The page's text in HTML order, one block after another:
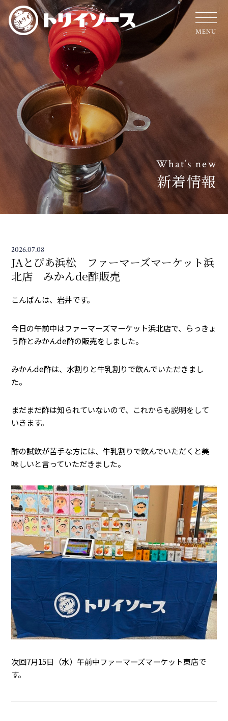
MENU
What’s new
新着情報
2026.07.08
JAとぴあ浜松 ファーマーズマーケット浜
北店 みかんde酢販売
こんばんは、岩井です。
今日の午前中はファーマーズマーケット浜北店で、らっきょ
う酢とみかんde酢の販売をしました。
みかんde酢は、水割りと牛乳割りで飲んでいただきまし
た。
まだまだ酢は知られていないので、これからも説明をして
いきます。
酢の試飲が苦手な方には、牛乳割りで飲んでいただくと美
味しいと言っていただきました。
次回7月15日（水）午前中ファーマーズマーケット東店で
す。